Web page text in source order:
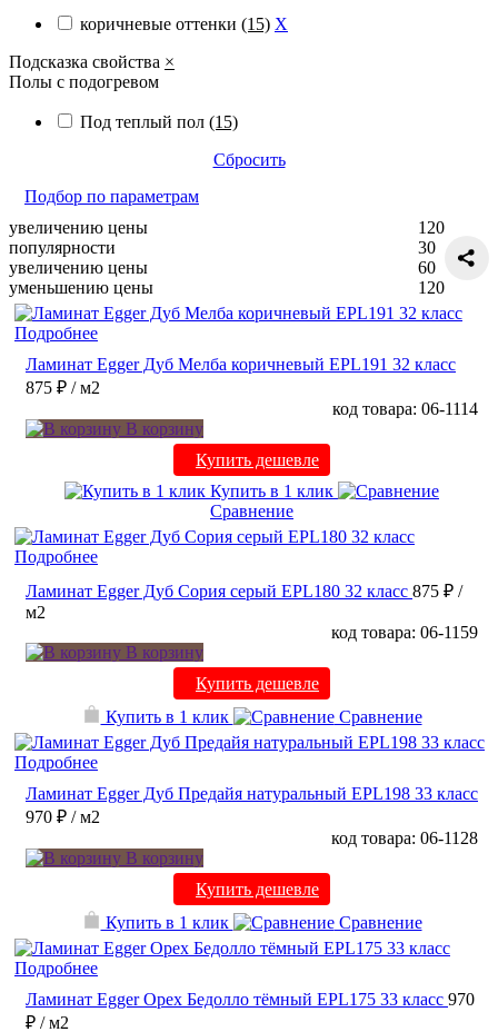
коричневые оттенки (15) X
Подсказка свойства ×
Полы с подогревом
Под теплый пол (15)
Сбросить
Подбор по параметрам
увеличению цены
популярности
увеличению цены
уменьшению цены
120
30
60
120
Подробнее
Ламинат Egger Дуб Мелба коричневый EPL191 32 класс
875 ₽ / м2
код товара: 06-1114
В корзину
Купить дешевле
Купить в 1 клик
Сравнение
Подробнее
Ламинат Egger Дуб Сория серый EPL180 32 класс 875 ₽ /
м2
код товара: 06-1159
В корзину
Купить дешевле
Купить в 1 клик
Сравнение
Подробнее
Ламинат Egger Дуб Предайя натуральный EPL198 33 класс
970 ₽ / м2
код товара: 06-1128
В корзину
Купить дешевле
Купить в 1 клик
Сравнение
Подробнее
Ламинат Egger Орех Бедолло тёмный EPL175 33 класс 970
₽ / м2